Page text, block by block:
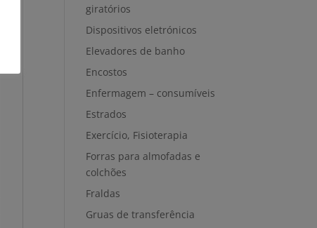
giratórios
Dispositivos eletrónicos
Elevadores de banho
Encostos
Enfermagem – consumíveis
Estrados
Exercício, Fisioterapia
Forras para almofadas e
colchões
Fraldas
Gruas de transferência